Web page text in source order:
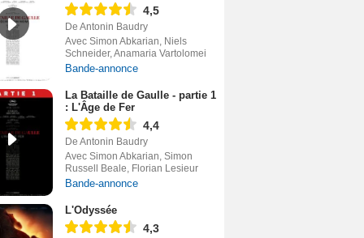
4,5
De Antonin Baudry
Avec Simon Abkarian, Niels
Schneider, Anamaria Vartolomei
Bande-annonce
La Bataille de Gaulle - partie 1
: L'Âge de Fer
4,4
De Antonin Baudry
Avec Simon Abkarian, Simon
Russell Beale, Florian Lesieur
Bande-annonce
L'Odyssée
4,3